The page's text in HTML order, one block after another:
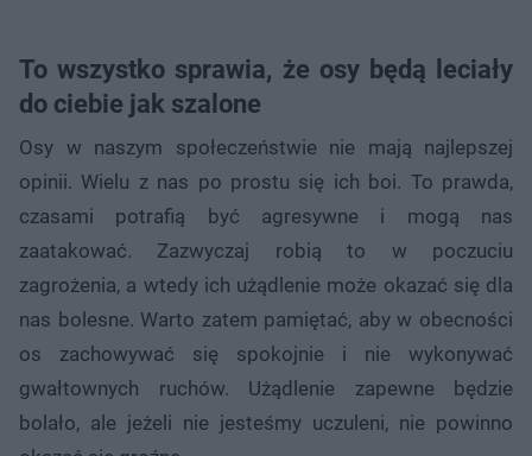
To wszystko sprawia, że osy będą leciały
do ciebie jak szalone
Osy w naszym społeczeństwie nie mają najlepszej
opinii. Wielu z nas po prostu się ich boi. To prawda,
czasami potrafią być agresywne i mogą nas
zaatakować. Zazwyczaj robią to w poczuciu
zagrożenia, a wtedy ich użądlenie może okazać się dla
nas bolesne. Warto zatem pamiętać, aby w obecności
os zachowywać się spokojnie i nie wykonywać
gwałtownych ruchów. Użądlenie zapewne będzie
bolało, ale jeżeli nie jesteśmy uczuleni, nie powinno